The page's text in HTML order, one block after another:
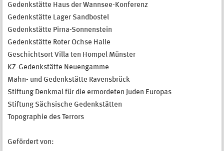
Gedenkstätte Haus der Wannsee-Konferenz
Gedenkstätte Lager Sandbostel
Gedenkstätte Pirna-Sonnenstein
Gedenkstätte Roter Ochse Halle
Geschichtsort Villa ten Hompel Münster
KZ-Gedenkstätte Neuengamme
Mahn- und Gedenkstätte Ravensbrück
Stiftung Denkmal für die ermordeten Juden Europas
Stiftung Sächsische Gedenkstätten
Topographie des Terrors
Gefördert von: